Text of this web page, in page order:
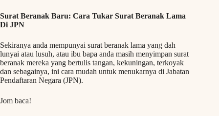
Surat Beranak Baru: Cara Tukar Surat Beranak Lama
Di JPN
Sekiranya anda mempunyai surat beranak lama yang dah
lunyai atau lusuh, atau ibu bapa anda masih menyimpan surat
beranak mereka yang bertulis tangan, kekuningan, terkoyak
dan sebagainya, ini cara mudah untuk menukarnya di Jabatan
Pendaftaran Negara (JPN).
Jom baca!